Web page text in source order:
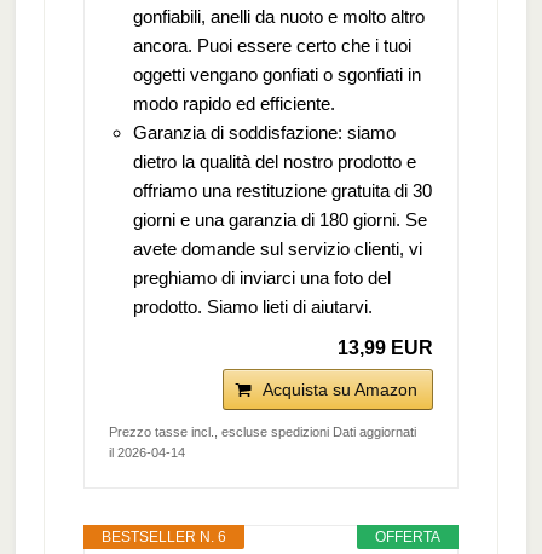
gonfiabili, anelli da nuoto e molto altro
ancora. Puoi essere certo che i tuoi
oggetti vengano gonfiati o sgonfiati in
modo rapido ed efficiente.
Garanzia di soddisfazione: siamo
dietro la qualità del nostro prodotto e
offriamo una restituzione gratuita di 30
giorni e una garanzia di 180 giorni. Se
avete domande sul servizio clienti, vi
preghiamo di inviarci una foto del
prodotto. Siamo lieti di aiutarvi.
13,99 EUR
Acquista su Amazon
Prezzo tasse incl., escluse spedizioni Dati aggiornati
il 2026-04-14
OFFERTA
BESTSELLER N. 6